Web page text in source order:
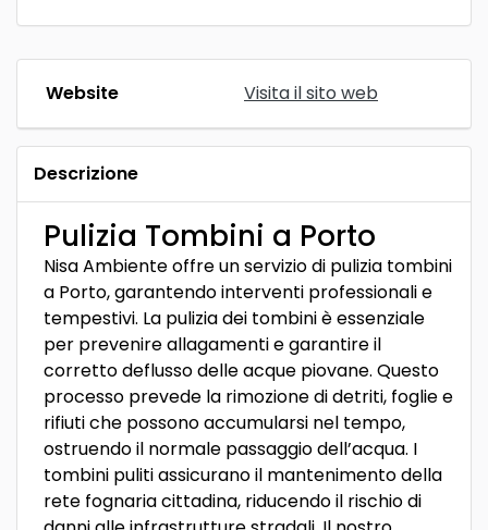
Website Visita il sito web
Descrizione
Pulizia Tombini a Porto
Nisa Ambiente offre un servizio di pulizia tombini
a Porto, garantendo interventi professionali e
tempestivi. La pulizia dei tombini è essenziale
per prevenire allagamenti e garantire il
corretto deflusso delle acque piovane. Questo
processo prevede la rimozione di detriti, foglie e
rifiuti che possono accumularsi nel tempo,
ostruendo il normale passaggio dell’acqua. I
tombini puliti assicurano il mantenimento della
rete fognaria cittadina, riducendo il rischio di